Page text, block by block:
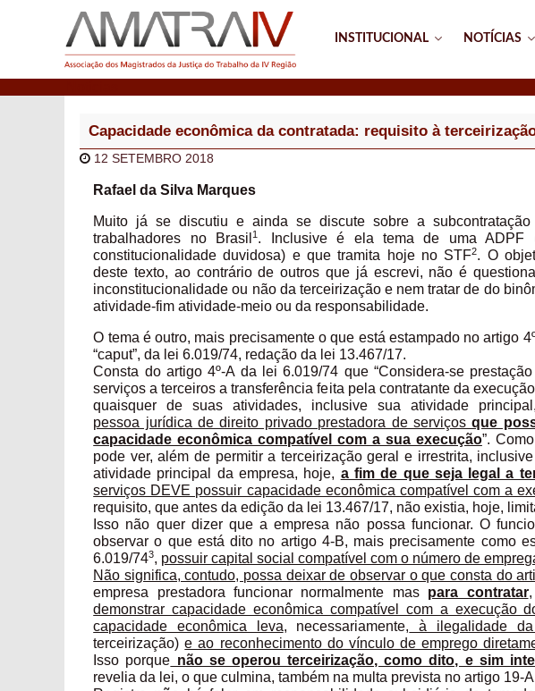
INSTITUCIONAL NOTÍCIAS
Capacidade econômica da contratada: requisito à
12 SETEMBRO 2018
Rafael da Silva Marques
Muito já se discutiu e ainda se discute sobre a
trabalhadores no Brasil1 . Inclusive é ela tema de uma ADPF
constitucionalidade duvidosa) e que tramita hoje no STF2. O
deste texto, ao contrário de outros que já escrevi, não é
inconstitucionalidade ou não da terceirização e nem tratar de do
atividade-fim atividade-meio ou da responsabilidade.
O tema é outro, mais precisamente o que está estampado no artigo
“caput”, da lei 6.019/74, redação da lei 13.467/17.
Consta do artigo 4º-A da lei 6.019/74 que “Considera-se
serviços a terceiros a transferência feita pela contratante da
quaisquer de suas atividades, inclusive sua atividade
pessoa jurídica de direito privado prestadora de serviços que
capacidade econômica compatível com a sua execução”.
pode ver, além de permitir a terceirização geral e irrestrita,
atividade principal da empresa, hoje, a fim de que seja legal a
serviços DEVE possuir capacidade econômica compatível com a
requisito, que antes da edição da lei 13.467/17, não existia, hoje,
Isso não quer dizer que a empresa não possa funcionar. O
observar o que está dito no artigo 4-B, mais precisamente como
6.019/743, possuir capital social compatível com o número de
Não significa, contudo, possa deixar de observar o que consta do
empresa prestadora funcionar normalmente mas para contratar
demonstrar capacidade econômica compatível com a execução
capacidade econômica leva, necessariamente, à ilegalidade da
terceirização)e ao reconhecimento do vínculo de emprego
Isso porque não se operou terceirização, como dito, e sim
revelia da lei, o que culmina, também na multa prevista no artigo 19-